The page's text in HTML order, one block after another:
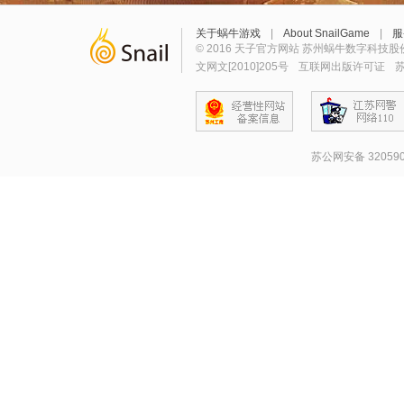
关于蜗牛游戏 About SnailGame
© 2016 天子官方网站 苏州蜗牛数字科技
文网文[2010]205号
互联网出版许可证
苏公网安备